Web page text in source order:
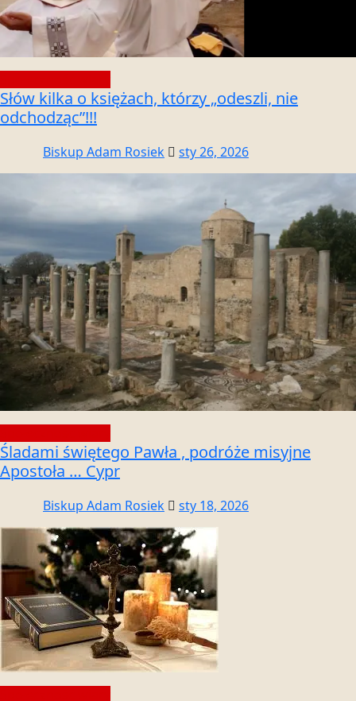
Słów kilka o księżach, którzy „odeszli, nie
odchodząc”!!!
Biskup Adam Rosiek sty 26, 2026
Śladami świętego Pawła , podróże misyjne
Apostoła … Cypr
Biskup Adam Rosiek sty 18, 2026